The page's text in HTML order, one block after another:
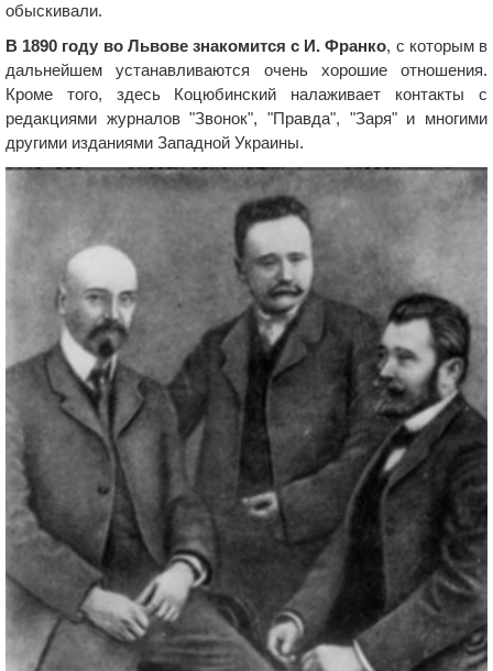
обыскивали.
В 1890 году во Львове знакомится с И. Франко, с которым в
дальнейшем устанавливаются очень хорошие отношения.
Кроме того, здесь Коцюбинский налаживает контакты с
редакциями журналов "Звонок", "Правда", "Заря" и многими
другими изданиями Западной Украины.